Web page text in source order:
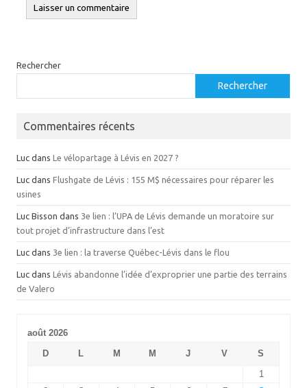
Rechercher
Rechercher
Commentaires récents
Luc dans Le vélopartage à Lévis en 2027 ?
Luc dans Flushgate de Lévis : 155 M$ nécessaires pour réparer les
usines
Luc Bisson dans 3e lien : l’UPA de Lévis demande un moratoire sur
tout projet d’infrastructure dans l’est
Luc dans 3e lien : la traverse Québec-Lévis dans le flou
Luc dans Lévis abandonne l’idée d’exproprier une partie des terrains
de Valero
août 2026
D
L M M J V
S
1